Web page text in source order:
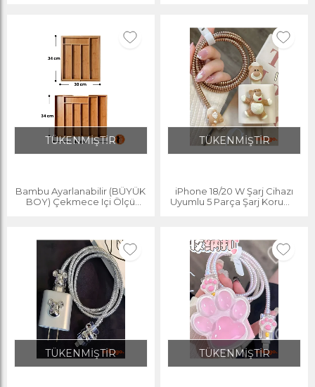
TÜKENMİŞTİR
Bambu Ayarlanabilir (BÜYÜK
BOY) Çekmece Içi Ölçü
TÜKENMİŞTİR
iPhone 18/20 W Şarj Cihazı
Uyumlu 5 Parça Şarj Koruma
TÜKENMİŞTİR TÜKENMİŞTİR